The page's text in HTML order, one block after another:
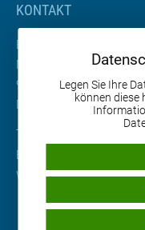
KONTAKT
BETA Maschinenbau
Nordhäuser Straße 2
99765 Heringen
Deutschland
Tel. +49 36333 666-0
Email
Web
www.beta-mb.de
Legen Sie Ihre
können diese